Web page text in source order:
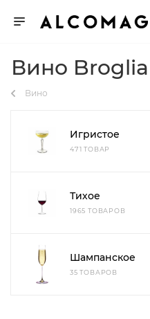
Вино Broglia
Вино
Игристое
471 ТОВАР
Тихое
1965 ТОВАРОВ
Шампанское
35 ТОВАРОВ